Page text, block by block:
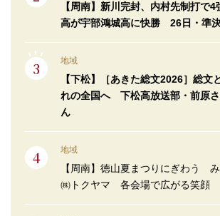
【周南】新川完封、内村先制打
高が宇部鴻城高に快勝 26日・準
地域
【下松】［あきた総文2026］総文
れの全国へ 下松高放送部・前原
ん
地域
【周南】徳山夏まつりにぎわう
㈱トクヤマ 各会場で広がる笑顔